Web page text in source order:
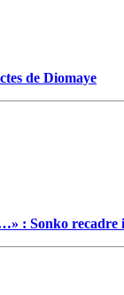
de Diomaye
: Sonko